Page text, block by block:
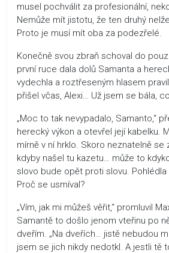
musel pochválit za profesionální,
Nemůže mít jistotu, že ten druhý
Proto je musí mít oba za podezřelé.
Konečně svou zbraň schoval do
první ruce dala dolů Samanta a
vydechla a roztřeseným hlasem
přišel včas, Alexi… Už jsem se bála,
„Moc to tak nevypadalo, Samanto,“
herecký výkon a otevřel její kabelku.
mírně v ní hrklo. Skoro neznatelně se
kdyby našel tu kazetu… může to
slovo bude opět proti slovu. Pohlédla
Proč se usmíval?
„Vím, jak mi můžeš věřit,“ promluvil
Samantě to došlo jenom vteřinu po
dveřím. „Na dveřích… jistě nebudou
jsem se jich nikdy nedotkl. A jestli tě